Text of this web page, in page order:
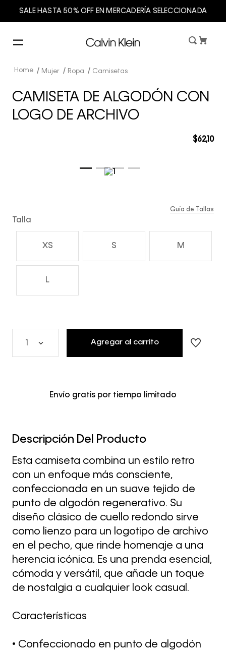
SALE HASTA 50% OFF EN MERCADERÍA SELECCIONADA
Mujer Ropa Camisetas
CAMISETA DE ALGODÓN CON
LOGO DE ARCHIVO
$62,10
Talla
XS S M
L
Guía de Tallas
Agregar al carrito
Envío gratis por tiempo limitado
Descripción Del Producto
Esta camiseta combina un estilo retro
con un enfoque más consciente,
confeccionada en un suave tejido de
punto de algodón regenerativo. Su
diseño clásico de cuello redondo sirve
como lienzo para un logotipo de archivo
en el pecho, que rinde homenaje a una
herencia icónica. Es una prenda esencial,
cómoda y versátil, que añade un toque
de nostalgia a cualquier look casual.
Características
• Confeccionado en punto de algodón